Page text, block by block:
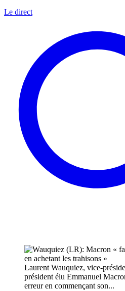
Le direct
Laurent Wauquiez, vice-
président élu Emmanuel
erreur en commençant son...